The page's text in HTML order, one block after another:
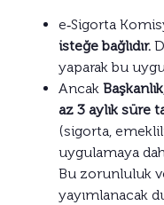
e‑Sigorta
isteğe bağlıdır.
yaparak bu
Ancak Başkanlık
az 3 aylık süre
(sigorta,
uygulamaya
Bu zorunluluk
yayımlanacak